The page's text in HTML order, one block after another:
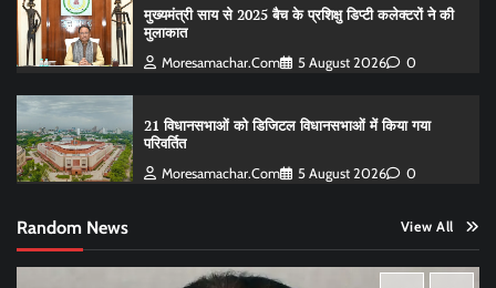
मुख्यमंत्री साय से 2025 बैच के प्रशिक्षु डिप्टी कलेक्टरों ने की
मुलाकात
Moresamachar.com 5 August 2026 0
21 विधानसभाओं को डिजिटल विधानसभाओं में किया गया
परिवर्तित
Moresamachar.com 5 August 2026 0
Random News View All